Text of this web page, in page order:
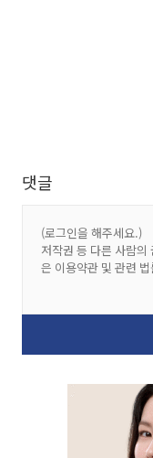
댓글